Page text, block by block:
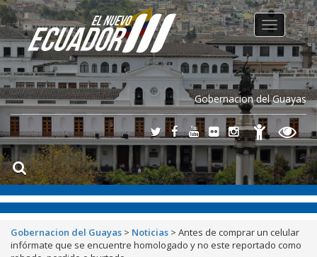
Gobernacion del Guayas
Toggle
navigation
Gobernacion del Guayas > Noticias > Antes de comprar un celular
infórmate que se encuentre homologado y no este reportado como